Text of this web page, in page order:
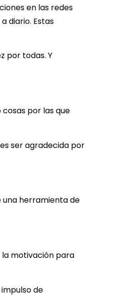
en las redes
diario. Estas
por todas. Y
por las que
ser agradecida por
una herramienta de
la motivación para
de